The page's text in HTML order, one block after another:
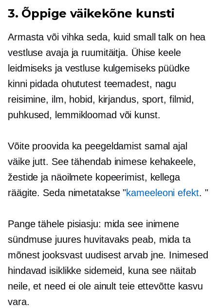
3. Õppige väikekõne kunsti
Armasta või vihka seda, kuid small talk on hea
vestluse avaja ja ruumitäitja. Ühise keele
leidmiseks ja vestluse kulgemiseks püüdke
kinni pidada ohututest teemadest, nagu
reisimine, ilm, hobid, kirjandus, sport, filmid,
puhkused, lemmikloomad või kunst.
Võite proovida ka peegeldamist samal ajal
väike jutt. See tähendab inimese kehakeele,
žestide ja näoilmete kopeerimist, kellega
räägite. Seda nimetatakse "kameeleoni efekt. "
Pange tähele pisiasju: mida see inimene
sündmuse juures huvitavaks peab, mida ta
mõnest jooksvast uudisest arvab jne. Inimesed
hindavad isiklikke sidemeid, kuna see näitab
neile, et need ei ole ainult teie ettevõtte kasvu
vara.